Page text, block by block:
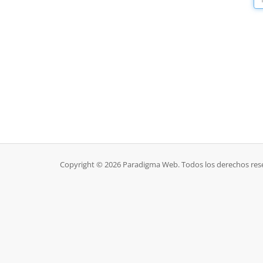
Copyright © 2026 Paradigma Web. Todos los derechos